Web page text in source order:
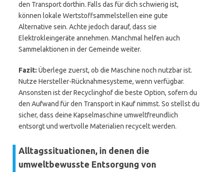
den Transport dorthin. Falls das für dich schwierig ist,
können lokale Wertstoffsammelstellen eine gute
Alternative sein. Achte jedoch darauf, dass sie
Elektrokleingeräte annehmen. Manchmal helfen auch
Sammelaktionen in der Gemeinde weiter.
Fazit: Überlege zuerst, ob die Maschine noch nutzbar ist.
Nutze Hersteller-Rücknahmesysteme, wenn verfügbar.
Ansonsten ist der Recyclinghof die beste Option, sofern du
den Aufwand für den Transport in Kauf nimmst. So stellst du
sicher, dass deine Kapselmaschine umweltfreundlich
entsorgt und wertvolle Materialien recycelt werden.
Alltagssituationen, in denen die
umweltbewusste Entsorgung von